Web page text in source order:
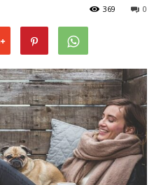
0
369